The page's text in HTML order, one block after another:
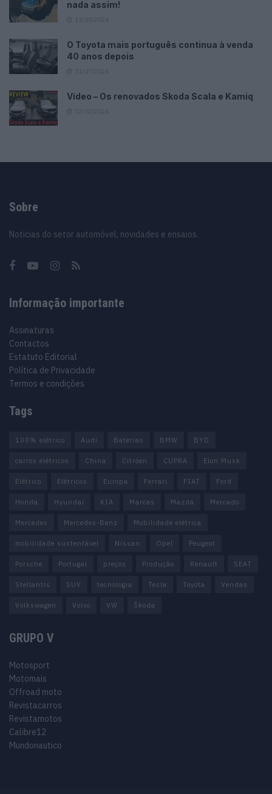
nada assim!
O Toyota mais português continua à venda
40 anos depois
Vídeo – Os renovados Skoda Scala e Kamiq
Sobre
Noticias do setor automóvel, novidades e ensaios.
Informação importante
Assinaturas
Contactos
Estatuto Editorial
Política de Privacidade
Termos e condições
Tags
100% elétrico Audi Baterias BMW BYD
carros elétricos China Citröen CUPRA Elon Musk
Elétrico Elétricos Europa Ferrari FIAT Ford
Honda Hyundai KIA Marcas Mazda Mercado
Mercedes Mercedes-Benz Mobilidade elétrica
mobilidade sustentável Nissan Opel Peugeot
Porsche Portugal preços Produção Renault SEAT
Stellantis SUV tecnologia Tesla Toyota Vendas
Volkswagen Volvo VW Škoda
GRUPO V
Motosport
Motomais
Offroad moto
Revistacarros
Revistamotos
Calibre12
Mundonautico